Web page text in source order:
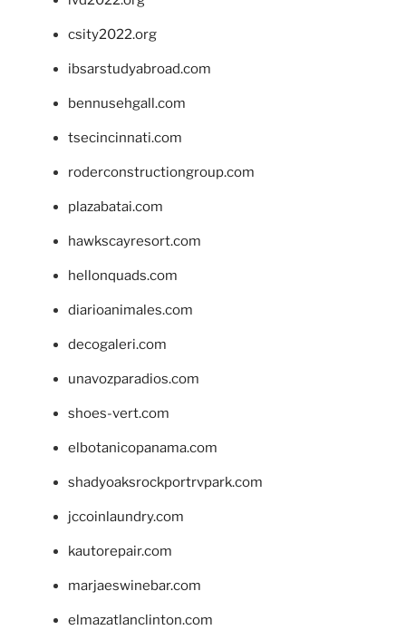
csity2022.org
ibsarstudyabroad.com
bennusehgall.com
tsecincinnati.com
roderconstructiongroup.com
plazabatai.com
hawkscayresort.com
hellonquads.com
diarioanimales.com
decogaleri.com
unavozparadios.com
shoes-vert.com
elbotanicopanama.com
shadyoaksrockportrvpark.com
jccoinlaundry.com
kautorepair.com
marjaeswinebar.com
elmazatlanclinton.com